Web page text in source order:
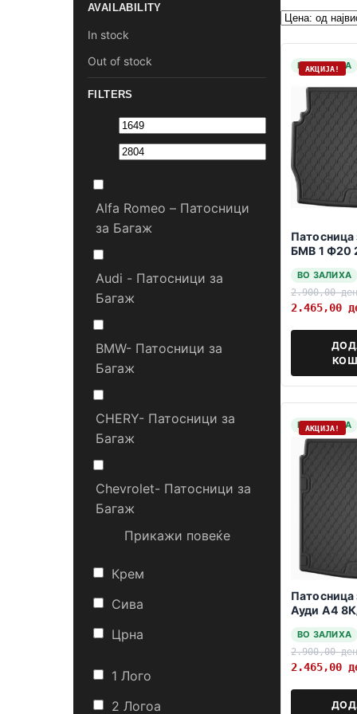
AVAILABILITY
In stock
Out of stock
FILTERS
Alfa Romeo – Патосници
за Багаж
Audi - Патосници за
Багаж
BMW- Патосници за
Багаж
CHERY- Патосници за
Багаж
Chevrolet- Патосници за
Багаж
Прикажи повеќе
Крем
Сива
Црна
1 Лого
2 Логоa
НА ЗАЛИХА
АКЦИЈА!
Патосница
БМВ 1 Ф20
ВО ЗАЛИХА
2.900,00ден
2.465,00
НА ЗАЛИХА
АКЦИЈА!
Патосница
Ауди А4
ВО ЗАЛИХА
2.900,00ден
2.465,00